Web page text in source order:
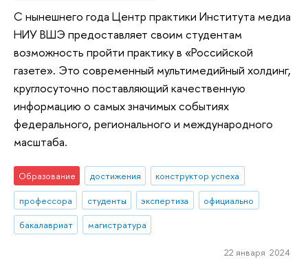
С нынешнего года Центр практики Института медиа
НИУ ВШЭ предоставляет своим студентам
возможность пройти практику в «Российской
газете». Это современный мультимедийный холдинг,
круглосуточно поставляющий качественную
информацию о самых значимых событиях
федерального, регионального и международного
масштаба.
Образование достижения
конструктор успеха
профессора
студенты экспертиза
официально
бакалавриат
магистратура
22 января 2024